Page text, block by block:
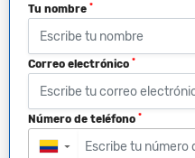
Tu nombre *
Correo electrónico *
Número de teléfono *
▼